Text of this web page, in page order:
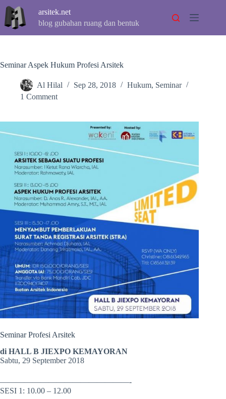
to
content
arsitek.net
blog gubahan ruang dan bentuk
Seminar Aspek Hukum Profesi Arsitek
Al Hilal Sep 28, 2018 Hukum, Seminar
1 Comment
Seminar Profesi Arsitek
di HALL B JIEXPO KEMAYORAN
Sabtu, 29 September 2018
————————————————-
SESI 1: 10.00 – 12.00